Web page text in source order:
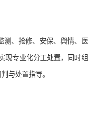
测、抢修、安保、舆情、医
现专业化分工处置，同时组
与处置指导。